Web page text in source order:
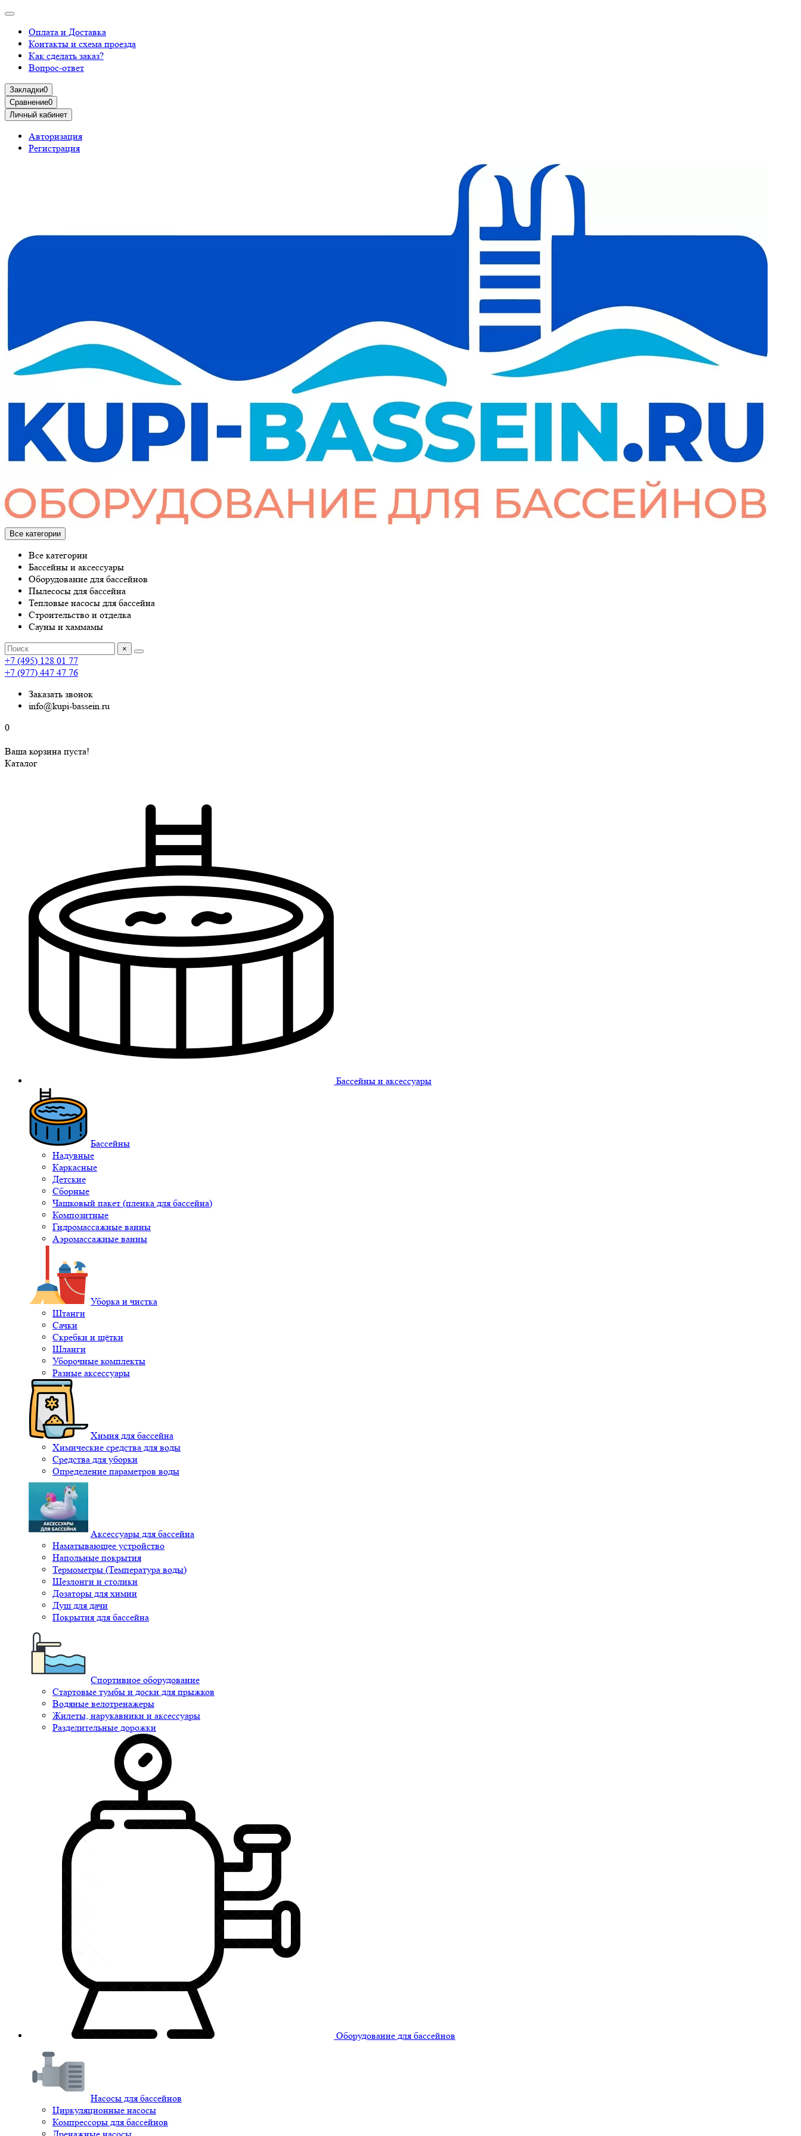
Оплата и Доставка
Контакты и схема проезда
Как сделать заказ?
Вопрос-ответ
Закладки0
Сравнение0
Личный кабинет
Авторизация
Регистрация
Все категории
Все категории
Бассейны и аксессуары
Оборудование для бассейнов
Пылесосы для бассейна
Тепловые насосы для бассейна
Строительство и отделка
Сауны и хаммамы
×
+7 (495) 128 01 77
+7 (977) 447 47 76
Заказать звонок
info@kupi-bassein.ru
0
Ваша корзина пуста!
Каталог
Бассейны и аксессуары
Бассейны
Надувные
Каркасные
Детские
Сборные
Чашковый пакет (пленка для бассейна)
Композитные
Гидромассажные ванны
Аэромассажные ванны
Уборка и чистка
Штанги
Сачки
Скребки и щётки
Шланги
Уборочные комплекты
Разные аксессуары
Химия для бассейна
Химические средства для воды
Средства для уборки
Определение параметров воды
Аксессуары для бассейна
Наматывающее устройство
Напольные покрытия
Термометры (Температура воды)
Шезлонги и столики
Дозаторы для химии
Душ для дачи
Покрытия для бассейна
Спортивное оборудование
Стартовые тумбы и доски для прыжков
Водяные велотренажеры
Жилеты, нарукавники и аксессуары
Разделительные дорожки
Оборудование для бассейнов
Насосы для бассейнов
Циркуляционные насосы
Компрессоры для бассейнов